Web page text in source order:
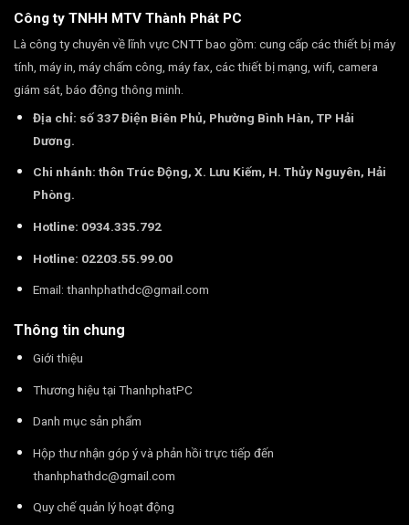
Công ty TNHH MTV Thành Phát PC
Là công ty chuyên về lĩnh vực CNTT bao gồm: cung cấp các thiết bị máy
tính, máy in, máy chấm công, máy fax, các thiết bị mạng, wifi, camera
giám sát, báo động thông minh.
Địa chỉ: số 337 Điện Biên Phủ, Phường Bình Hàn, TP Hải
Dương.
Chi nhánh: thôn Trúc Động, X. Lưu Kiếm, H. Thủy Nguyên, Hải
Phòng.
Hotline: 0934.335.792
Hotline: 02203.55.99.00
Email: thanhphathdc@gmail.com
Thông tin chung
Giới thiệu
Thương hiệu tại ThanhphatPC
Danh mục sản phẩm
Hộp thư nhận góp ý và phản hồi trực tiếp đến
thanhphathdc@gmail.com
Quy chế quản lý hoạt động